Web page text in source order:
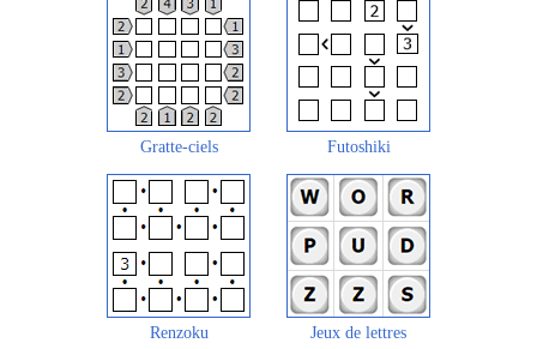
Gratte-ciels Futoshiki
Renzoku Jeux de lettres